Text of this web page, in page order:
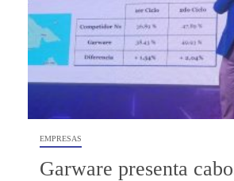
EMPRESAS
Garware presenta